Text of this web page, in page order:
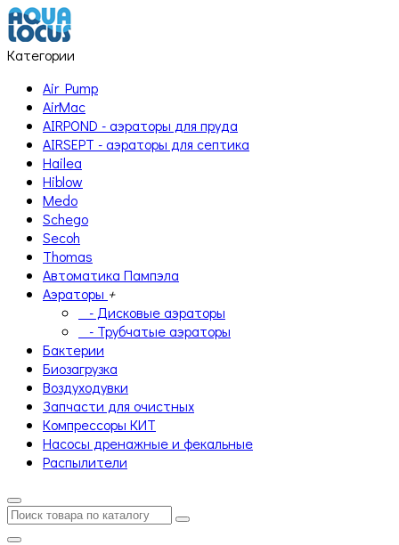
Категории
Air Pump
AirMac
AIRPOND - аэраторы для пруда
AIRSEPT - аэраторы для септика
Hailea
Hiblow
Medo
Schego
Secoh
Thomas
Автоматика Пампэла
Аэраторы +
- Дисковые аэраторы
- Трубчатые аэраторы
Бактерии
Биозагрузка
Воздуходувки
Запчасти для очистных
Компрессоры КИТ
Насосы дренажные и фекальные
Распылители